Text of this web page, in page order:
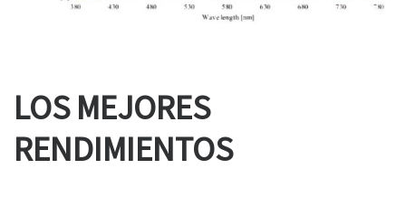
LOS MEJORES
RENDIMIENTOS